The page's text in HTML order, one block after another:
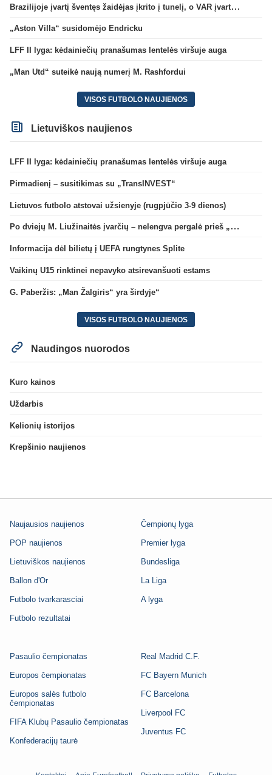
Brazilijoje įvartį šventęs žaidėjas įkrito į tunelį, o VAR įvartį atšaukė
„Aston Villa“ susidomėjo Endricku
LFF II lyga: kėdainiečių pranašumas lentelės viršuje auga
„Man Utd“ suteikė naują numerį M. Rashfordui
VISOS FUTBOLO NAUJIENOS
Lietuviškos naujienos
LFF II lyga: kėdainiečių pranašumas lentelės viršuje auga
Pirmadienį – susitikimas su „TransINVEST“
Lietuvos futbolo atstovai užsienyje (rugpjūčio 3-9 dienos)
Po dviejų M. Liužinaitės įvarčių – nelengva pergalė prieš „Bangą“
Informacija dėl bilietų į UEFA rungtynes Splite
Vaikinų U15 rinktinei nepavyko atsirevanšuoti estams
G. Paberžis: „Man Žalgiris“ yra širdyje“
VISOS FUTBOLO NAUJIENOS
Naudingos nuorodos
Kuro kainos
Uždarbis
Kelionių istorijos
Krepšinio naujienos
Naujausios naujienos
POP naujienos
Lietuviškos naujienos
Ballon d'Or
Futbolo tvarkarasciai
Futbolo rezultatai
Čempionų lyga
Premier lyga
Bundesliga
La Liga
A lyga
Pasaulio čempionatas
Europos čempionatas
Europos salės futbolo
čempionatas
FIFA Klubų Pasaulio čempionatas
Konfederacijų taurė
Real Madrid C.F.
FC Bayern Munich
FC Barcelona
Liverpool FC
Juventus FC